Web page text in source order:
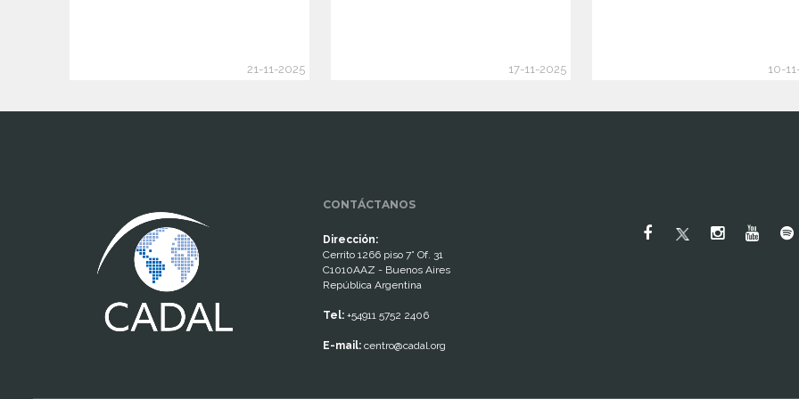
21-11-2025 17-11-2025 10-
CONTÁCTANOS
Dirección:
Cerrito 1266 piso 7° Of. 31
C1010AAZ - Buenos Aires
República Argentina
Tel: +54911 5752 2406
E-mail: centro@cadal.org